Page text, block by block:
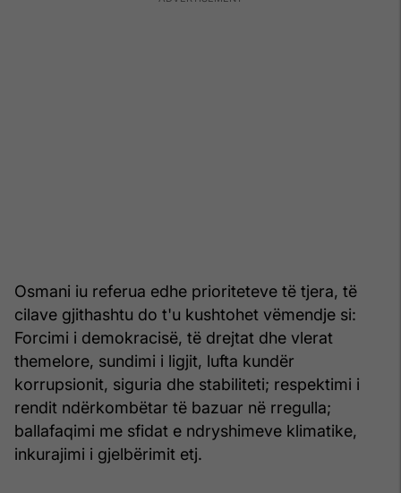
Osmani iu referua edhe prioriteteve të tjera, të
cilave gjithashtu do t'u kushtohet vëmendje si:
Forcimi i demokracisë, të drejtat dhe vlerat
themelore, sundimi i ligjit, lufta kundër
korrupsionit, siguria dhe stabiliteti; respektimi i
rendit ndërkombëtar të bazuar në rregulla;
ballafaqimi me sfidat e ndryshimeve klimatike,
inkurajimi i gjelbërimit etj.